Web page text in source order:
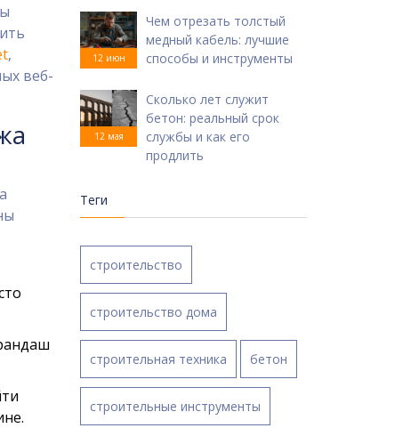
,
веб-
12 июн
Чем отрезать толстый
медный кабель: лучшие
способы и инструменты
12 мая
Сколько лет служит
бетон: реальный срок
службы и как его
продлить
Теги
строительство
строительство дома
строительная техника бетон
строительные инструменты